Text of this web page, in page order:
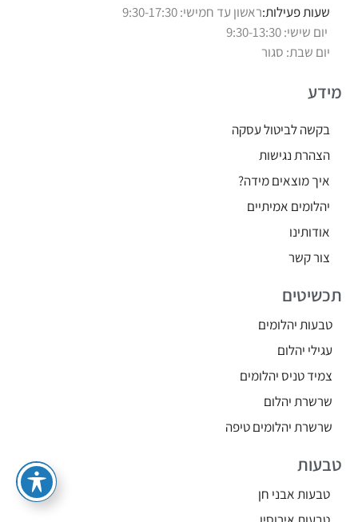
שעות פעילות:ראשון עד חמישי: 9:30-17:30
יום שישי: 9:30-13:30
יום שבת: סגור
מידע
בקשה לביטול עסקה
הצהרת נגישות
איך מוצאים מידה?
יהלומים אמיתיים
אודותינו
צור קשר
תכשיטים
טבעות יהלומים
עגילי יהלום
צמיד טניס יהלומים
שרשרת יהלום
שרשרת יהלומים טיפה
טבעות
טבעות אבני חן